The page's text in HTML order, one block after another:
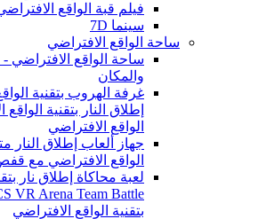
فيلم قبة الواقع
سينما 7D
ساحة الواقع الافتراضي
ساحة الواقع
والمكان
غرفة الهروب بتقنية
إطلاق النار بتقنية
الواقع الافتراضي
جهاز ألعاب إطلاق النار
الواقع الافتراضي مع
لعبة محاكاة إطلاق نار
بتقنية الواقع الافتراضي